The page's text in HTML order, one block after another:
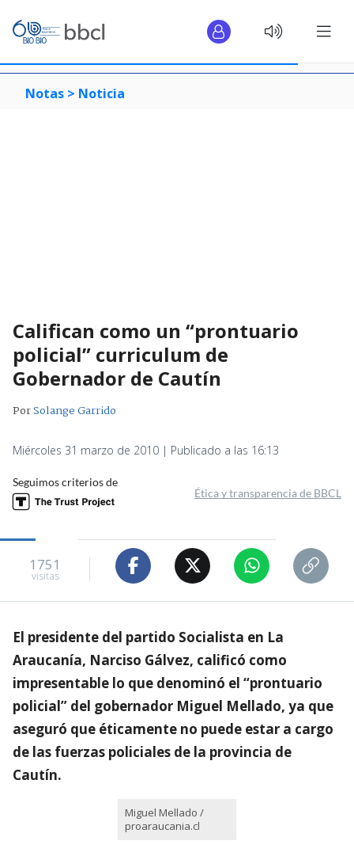
Notas > Noticia
Califican como un “prontuario
policial” curriculum de
Gobernador de Cautín
PorSolange Garrido
Miércoles 31 marzo de 2010 | Publicado a las 16:13
Seguimos criterios de
Ética y transparencia de BBCL
1751
visitas
El presidente del partido Socialista en La
Araucanía, Narciso Gálvez, calificó como
impresentable lo que denominó el “prontuario
policial” del gobernador Miguel Mellado, ya que
aseguró que éticamente no puede estar a cargo
de las fuerzas policiales de la provincia de
Cautín.
Miguel Mellado /
proaraucania.cl